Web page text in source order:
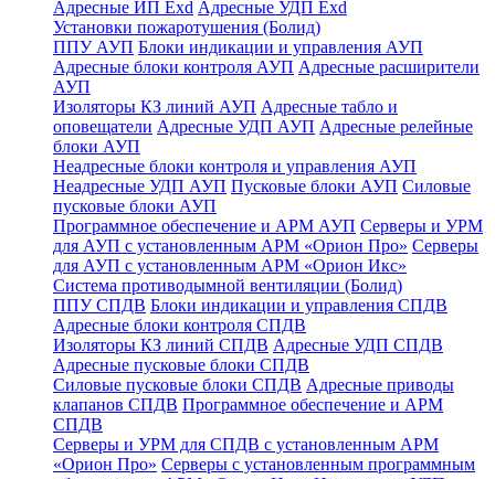
Адресные ИП Exd Адресные УДП Exd
Установки пожаротушения (Болид)
ППУ АУП Блоки индикации и управления АУП
Адресные блоки контроля АУП Адресные расширители
АУП
Изоляторы КЗ линий АУП Адресные табло и
оповещатели Адресные УДП АУП Адресные релейные
блоки АУП
Неадресные блоки контроля и управления АУП
Неадресные УДП АУП Пусковые блоки АУП Силовые
пусковые блоки АУП
Программное обеспечение и АРМ АУП Серверы и УРМ
для АУП с установленным АРМ «Орион Про» Серверы
для АУП с установленным АРМ «Орион Икс»
Система противодымной вентиляции (Болид)
ППУ СПДВ Блоки индикации и управления СПДВ
Адресные блоки контроля СПДВ
Изоляторы КЗ линий СПДВ Адресные УДП СПДВ
Адресные пусковые блоки СПДВ
Силовые пусковые блоки СПДВ Адресные приводы
клапанов СПДВ Программное обеспечение и АРМ
СПДВ
Серверы и УРМ для СПДВ с установленным АРМ
«Орион Про» Серверы с установленным программным